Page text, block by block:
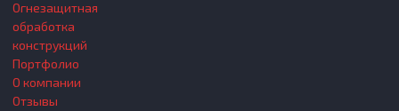
Огнезащитная
обработка
конструкций
Портфолио
О компании
Отзывы